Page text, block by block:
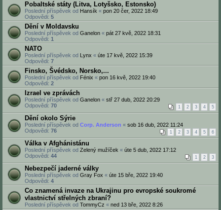
Pobaltské státy (Litva, Lotyšsko, Estonsko)
Poslední příspěvek od Hansík « pon 20 čer, 2022 18:49
Odpovědi: 5
Dění v Moldavsku
Poslední příspěvek od Ganelon « pát 27 kvě, 2022 18:31
Odpovědi: 1
NATO
Poslední příspěvek od Lynx « úte 17 kvě, 2022 15:39
Odpovědi: 7
Finsko, Švédsko, Norsko,...
Poslední příspěvek od Fénix « pon 16 kvě, 2022 19:40
Odpovědi: 2
Izrael ve zprávách
Poslední příspěvek od Ganelon « stř 27 dub, 2022 20:29
Odpovědi: 70 1 2 3 4 5
Dění okolo Sýrie
Poslední příspěvek od Corp. Anderson « sob 16 dub, 2022 11:24
Odpovědi: 76 1 2 3 4 5 6
Válka v Afghánistánu
Poslední příspěvek od Zelený mužíček « úte 5 dub, 2022 17:12
Odpovědi: 44 1 2 3
Nebezpečí jaderné války
Poslední příspěvek od Gray Fox « úte 15 bře, 2022 19:40
Odpovědi: 4
Co znamená invaze na Ukrajinu pro evropské soukromé
vlastnictví střelných zbraní?
Poslední příspěvek od TommyCz « ned 13 bře, 2022 8:26